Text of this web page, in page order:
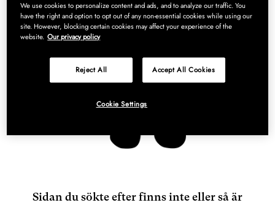
Sidan du sökte efter finns inte eller så är
We use cookies to personalize content and ads, and to analyze our traffic. You
have the right and option to opt out of any non-essential cookies while using our
site. However, blocking certain cookies may affect your experience of the
website. Our privacy policy
Reject All Accept All Cookies
Cookie Settings